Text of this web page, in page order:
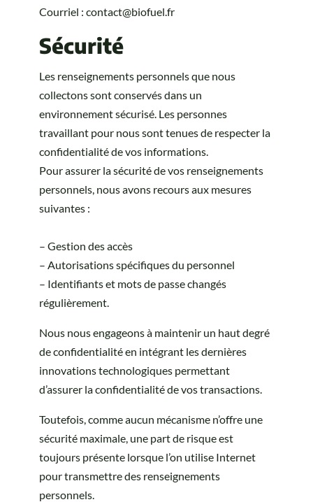
Courriel : contact@biofuel.fr
Sécurité
Les renseignements personnels que nous
collectons sont conservés dans un
environnement sécurisé. Les personnes
travaillant pour nous sont tenues de respecter la
confidentialité de vos informations.
Pour assurer la sécurité de vos renseignements
personnels, nous avons recours aux mesures
suivantes :
– Gestion des accès
– Autorisations spécifiques du personnel
– Identifiants et mots de passe changés
régulièrement.
Nous nous engageons à maintenir un haut degré
de confidentialité en intégrant les dernières
innovations technologiques permettant
d’assurer la confidentialité de vos transactions.
Toutefois, comme aucun mécanisme n’offre une
sécurité maximale, une part de risque est
toujours présente lorsque l’on utilise Internet
pour transmettre des renseignements
personnels.